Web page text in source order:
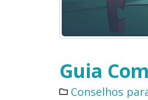
Guia
Conselhos